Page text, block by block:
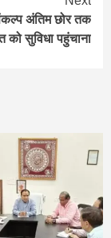
अंतिम छोर तक
को सुविधा पहुंचाना